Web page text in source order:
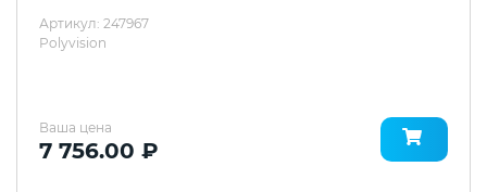
Артикул: 247967
Polyvision
Ваша цена
7 756.00 ₽